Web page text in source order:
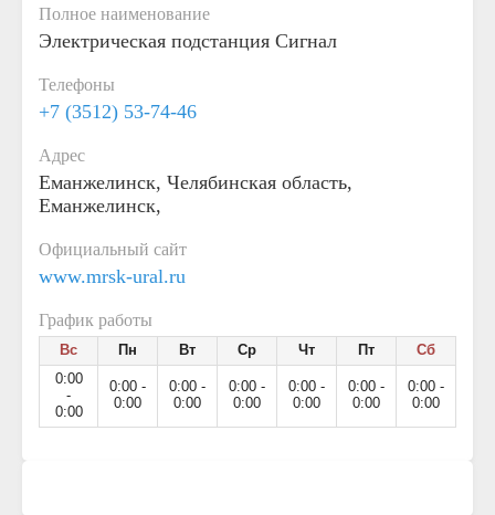
Полное наименование
Электрическая подстанция Сигнал
Телефоны
+7 (3512) 53-74-46
Адрес
Еманжелинск, Челябинская область,
Еманжелинск,
Официальный сайт
www.mrsk-ural.ru
График работы
Вс Пн Вт Ср Чт Пт
Сб
0:00
-
0:00
0:00 -
0:00
0:00 -
0:00
0:00 -
0:00
0:00 -
0:00
0:00 -
0:00
0:00 -
0:00